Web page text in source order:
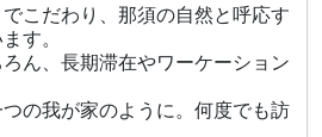
こだわり、那須の自然と呼応す
す。
ん、長期滞在やワーケーション
の我が家のように。何度でも訪